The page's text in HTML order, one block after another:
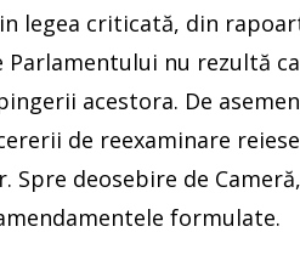
legea criticată, din
Parlamentului nu rezultă
acestora. De
de reexaminare
Spre deosebire de
formulate.